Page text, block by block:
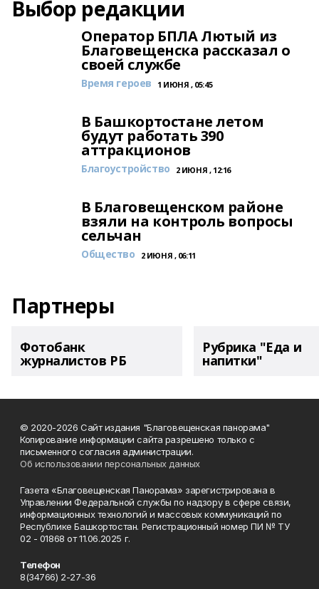
Выбор редакции
Оператор БПЛА Лютый из
Благовещенска рассказал о
своей службе
Время героев 1 ИЮНЯ , 05:45
В Башкортостане летом
будут работать 390
аттракционов
Благоустройство 2 ИЮНЯ , 12:16
В Благовещенском районе
взяли на контроль вопросы
сельчан
Общество 2 ИЮНЯ , 06:11
Партнеры
Фотобанк
журналистов РБ
Рубрика "Еда и
напитки"
© 2020-2026 Сайт издания "Благовещенская панорама"
Копирование информации сайта разрешено только с
письменного согласия администрации.
Об использовании персональных данных
Газета «Благовещенская Панорама» зарегистрирована в
Управлении Федеральной службы по надзору в сфере связи,
информационных технологий и массовых коммуникаций по
Республике Башкортостан. Регистрационный номер ПИ № ТУ
02 - 01868 от 11.06.2025 г.
Телефон
8(34766) 2-27-36